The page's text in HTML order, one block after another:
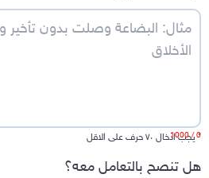
*يجب ادخال ٧٠ حرف على الاقل0
/ 1000
هل تنصح بالتعامل معه؟